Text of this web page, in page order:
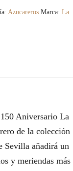
Azucareros Marca: La
Aniversario La
de la colección
Sevilla añadirá un
y meriendas más